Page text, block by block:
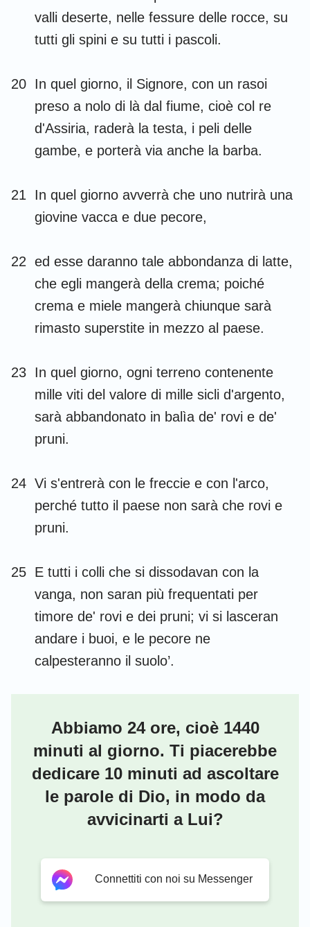
42
50 51 52 53 54 55 56
57 58 59 60 61 62 63
64 65 66
valli deserte, nelle fessure delle rocce, su
tutti gli spini e su tutti i pascoli.
20 In quel giorno, il Signore, con un rasoi
preso a nolo di là dal fiume, cioè col re
d'Assiria, raderà la testa, i peli delle
gambe, e porterà via anche la barba.
21
In quel giorno avverrà che uno nutrirà una
giovine vacca e due pecore,
22 ed esse daranno tale abbondanza di latte,
che egli mangerà della crema; poiché
crema e miele mangerà chiunque sarà
rimasto superstite in mezzo al paese.
23 In quel giorno, ogni terreno contenente
mille viti del valore di mille sicli d'argento,
sarà abbandonato in balìa de' rovi e de'
pruni.
24 Vi s'entrerà con le freccie e con l'arco,
perché tutto il paese non sarà che rovi e
pruni.
25 E tutti i colli che si dissodavan con la
vanga, non saran più frequentati per
timore de' rovi e dei pruni; vi si lasceran
andare i buoi, e le pecore ne
calpesteranno il suolo’.
Abbiamo 24 ore, cioè 1440
minuti al giorno. Ti piacerebbe
dedicare 10 minuti ad ascoltare
le parole di Dio, in modo da
avvicinarti a Lui?
Connettiti con noi su Messenger